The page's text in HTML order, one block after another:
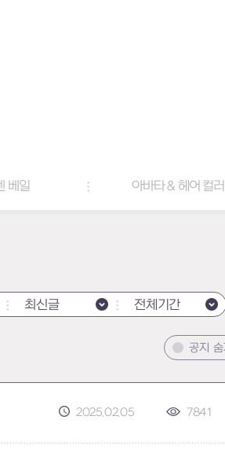
아바타 & 헤어 컬러 팔레트
최신글 전체기간
공지 숨
2025.02.05 7841